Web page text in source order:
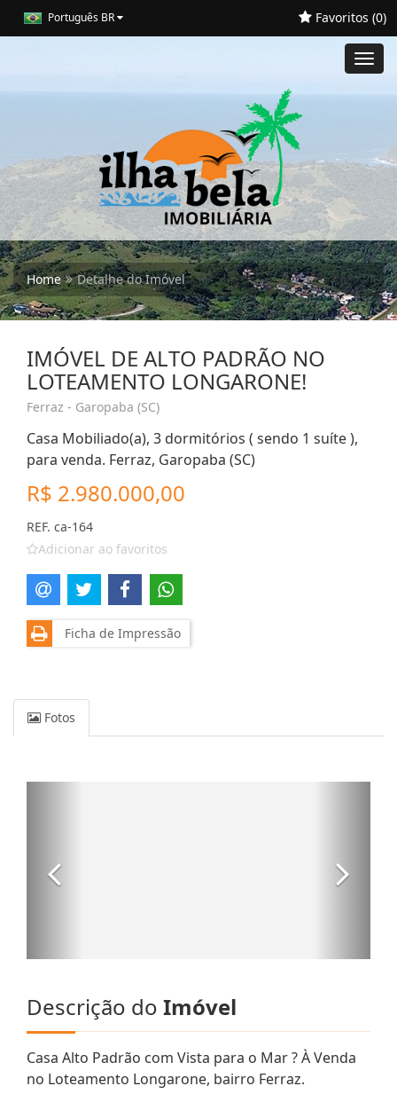
Português BR Favoritos (0)
Home Detalhe do Imóvel
IMÓVEL DE ALTO PADRÃO NO
LOTEAMENTO LONGARONE!
Ferraz - Garopaba (SC)
Casa Mobiliado(a), 3 dormitórios ( sendo 1 suíte ),
para venda. Ferraz, Garopaba (SC)
R$ 2.980.000,00
REF. ca-164
Adicionar ao favoritos
Ficha de Impressão
Fotos
Descrição do Imóvel
Casa Alto Padrão com Vista para o Mar ? À Venda
no Loteamento Longarone, bairro Ferraz.